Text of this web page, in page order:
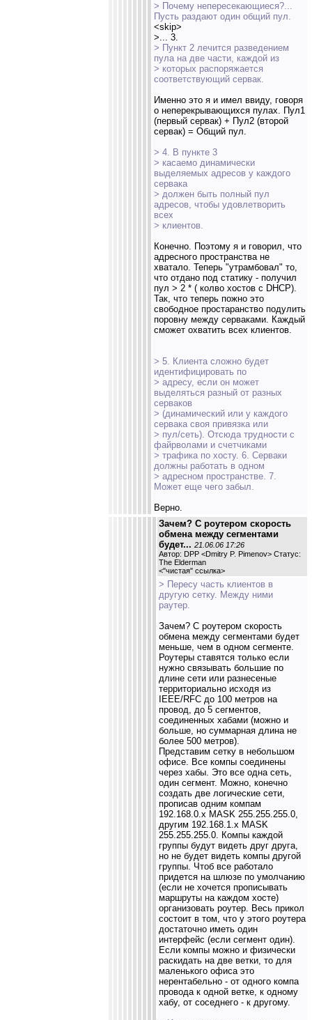
> Почему непересекающиеся?...
Пусть раздают один общий пул.
<skip>
>... 3.
> Пункт 2 лечится разведением
пула на две части, каждой из
> которых распоряжается
соответствующий сервак.
Именно это я и имел ввиду, говоря
о неперекрывающихся пулах. Пул1
(первый сервак) + Пул2 (второй
сервак) = Общий пул.
> 4. В пункте 3
> касаемо динамически
выделяемых адресов у каждого
сервака
> должен быть полный пул
адресов, чтобы удовлетворить
всех
> клиентов.
Конечно. Поэтому я и говорил, что
адресного пространства не
хватало. Теперь "утрамбовал" то,
что отдано под статику - получил
пул > 2 * ( колво хостов с DHCP).
Так, что теперь пожно это
свободное простаранство подулить
поровну между серваками. Каждый
сможет охватить всех клиентов.
> 5. Клиента сложно будет
идентифицировать по
> адресу, если он может
выделяться разный от разных
серваков
> (динамический или у каждого
сервака своя привязка или
> пул/сеть). Отсюда трудности с
файрволами и счетчиками
> трафика по хосту. 6. Серваки
должны работать в одном
> адресном пространстве. 7.
Может еще чего забыл.
Верно.
Зачем? С роутером скорость
обмена между сегментами
будет... 21.06.06 17:26
Автор: DPP <Dmitry P. Pimenov> Статус:
The Elderman
<"чистая" ссылка>
> Пересу часть клиентов в
другую сетку. Между ними
раутер.
Зачем? С роутером скорость
обмена между сегментами будет
меньше, чем в одном сегменте.
Роутеры ставятся только если
нужно связывать большие по
длине сети или разнесеные
территориально исходя из
IEEE/RFC до 100 метров на
провод, до 5 сегментов,
соединенных хабами (можно и
больше, но суммарная длина не
более 500 метров).
Представим сетку в небольшом
офисе. Все компы соединены
через хабы. Это все одна сеть,
один сегмент. Можно, конечно
создать две логические сети,
прописав одним компам
192.168.0.х MASK 255.255.255.0,
другим 192.168.1.х MASK
255.255.255.0. Компы каждой
группы будут видеть друг друга,
но не будет видеть компы другой
группы. Чтоб все работало
придется на шлюзе по умолчанию
(если не хочется прописывать
маршруты на каждом хосте)
организовать роутер. Весь прикол
состоит в том, что у этого роутера
достаточно иметь один
интерфейс (если сегмент один).
Если компы можно и физически
раскидать на две ветки, то для
маленького офиса это
нерентабельно - от одного компа
провода к одной ветке, к одному
хабу, от соседнего - к другому.